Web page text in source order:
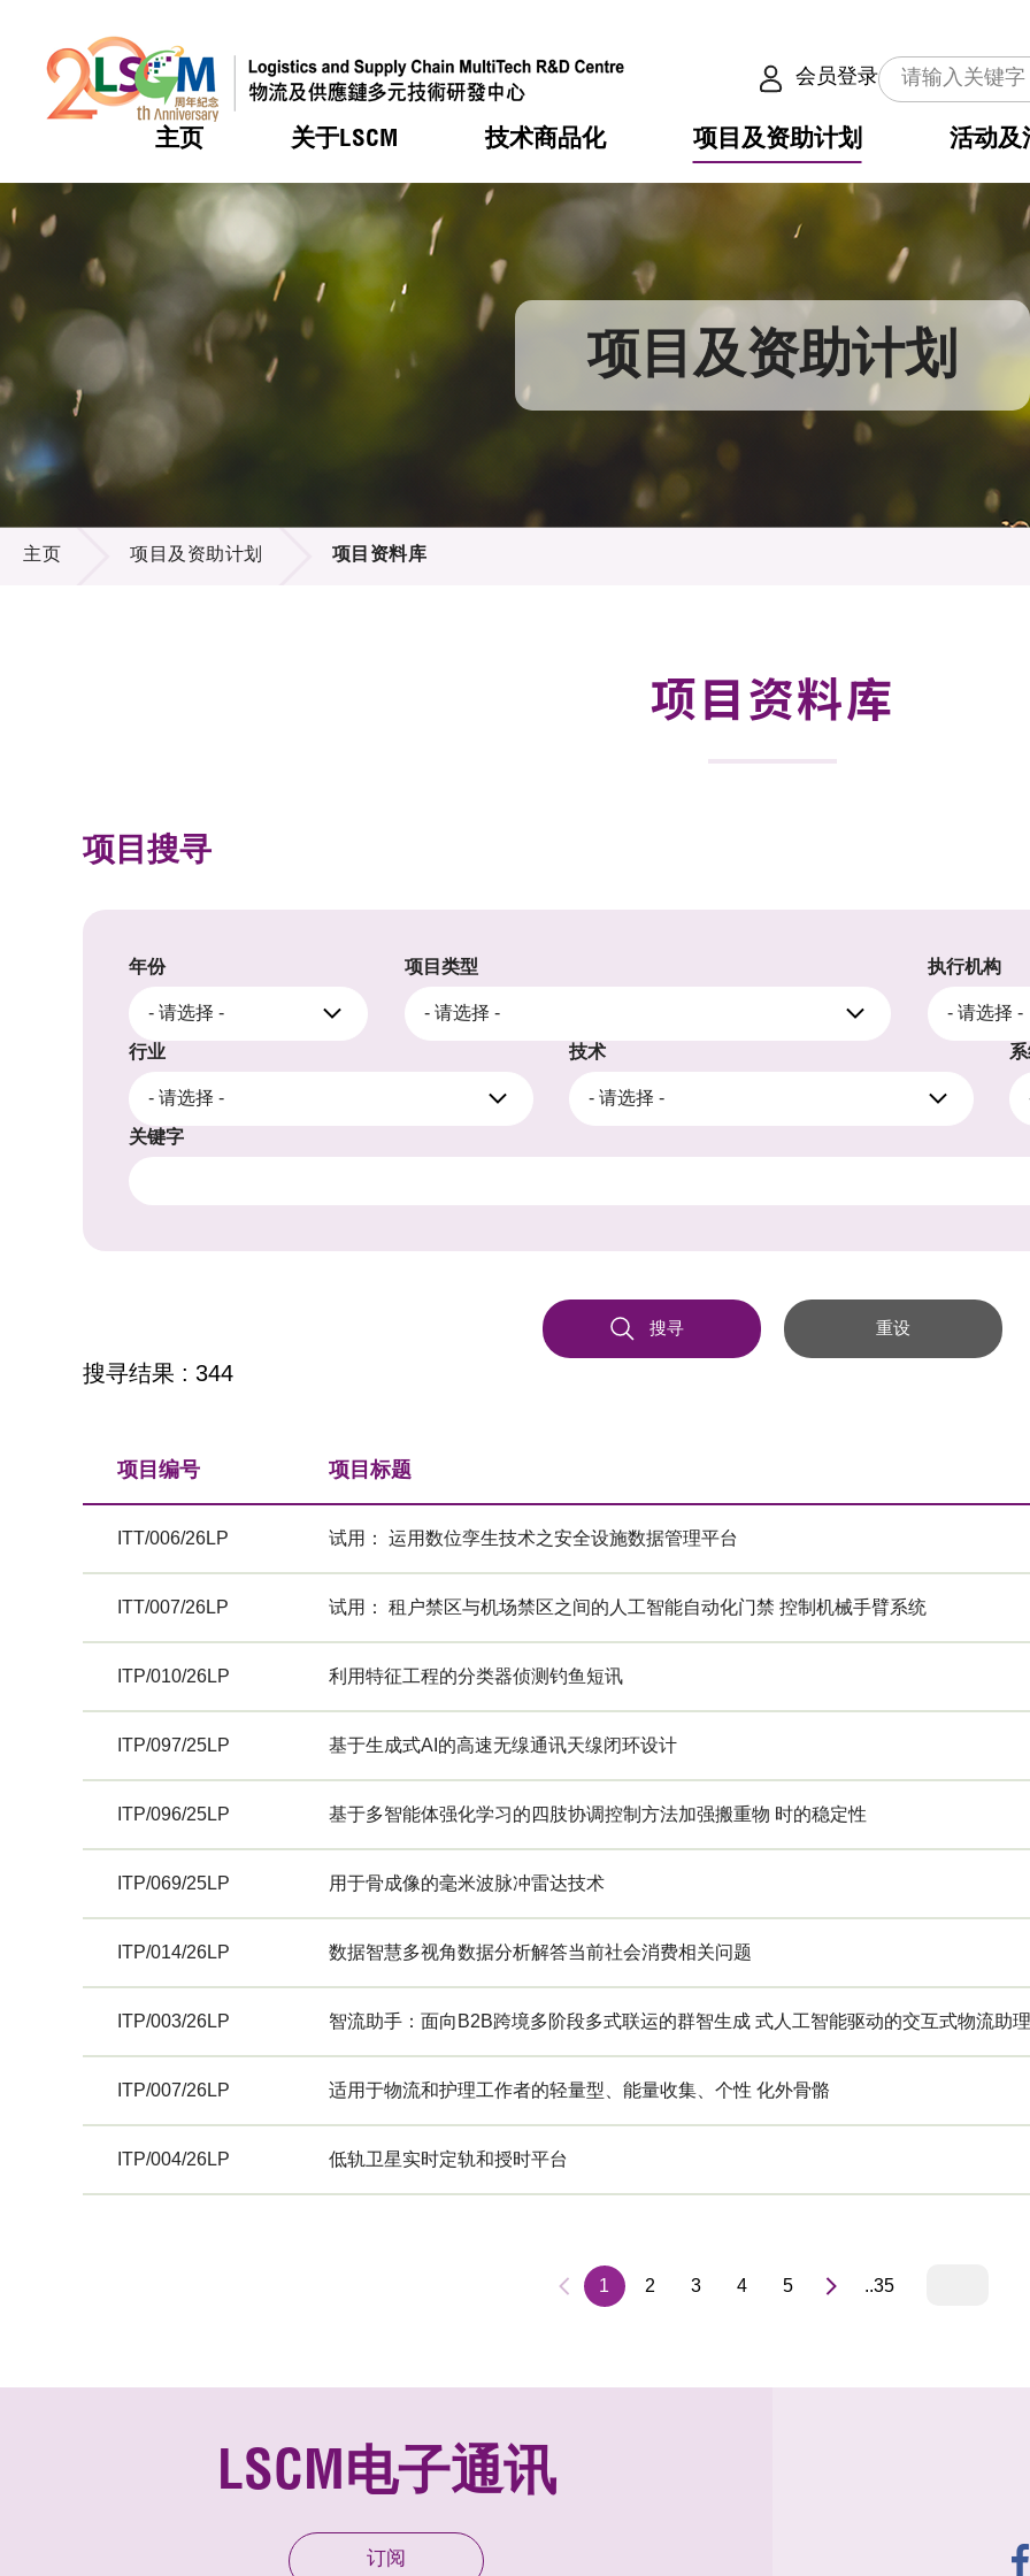
会员登录
主页 关于LSCM
热门
LSCM 动向
机构简介
服务范畴
组织架构
技术商品化
热门
LSCM 动向
服务
应用于公共服务之创新技术
项目及资助计划
热门
LSCM 动向
合作计划
资助计划
活动及
热门
LSCM 动向
活动
业界活动
奖项
热门
LSCM 动向
会籍及服务
会员列表
项目及资助计划
项目及资助计划
主页 项目及资助计划 项目资料库
项目资料库
项目搜寻
年份
- 请选择 -
项目类型
- 请选择 -
执行机构
- 请选择 -
行业
- 请选择 -
技术
- 请选择 -
关键字
搜寻 重设
搜寻结果 : 344
项目编号 项目标题
ITT/006/26LP 试用： 运用数位孪生技术之安全设施数据管理平台
ITT/007/26LP 试用： 租户禁区与机场禁区之间的人工智能自动化门禁 控制机械手臂系统
ITP/010/26LP 利用特征工程的分类器侦测钓鱼短讯
ITP/097/25LP 基于生成式AI的高速无缐通讯天缐闭环设计
ITP/096/25LP 基于多智能体强化学习的四肢协调控制方法加强搬重物 时的稳定性
ITP/069/25LP 用于骨成像的毫米波脉冲雷达技术
ITP/014/26LP 数据智慧多视角数据分析解答当前社会消费相关问题
ITP/003/26LP 智流助手：面向B2B跨境多阶段多式联运的群智生成 式人工智能驱动的交互式物流助理
ITP/007/26LP 适用于物流和护理工作者的轻量型、能量收集、个性 化外骨骼
ITP/004/26LP 低轨卫星实时定轨和授时平台
1 2 3 4 5 ..35
LSCM电子通讯
订阅